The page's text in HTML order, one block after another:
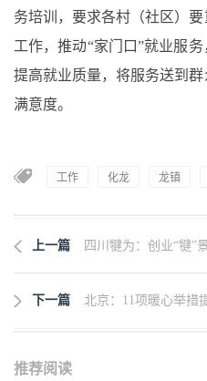
务培训，要求各村（社区）
工作，推动“家门口”就业服
提高就业质量，将服务送到群
满意度。
工作 化龙 龙镇
上一篇 四川犍为：创业“犍”
下一篇 北京：11项暖心举措
推荐阅读